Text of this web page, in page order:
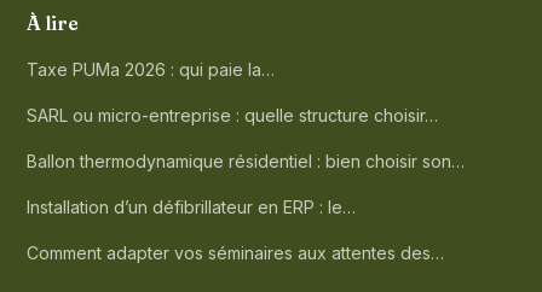
À lire
Taxe PUMa 2026 : qui paie la…
SARL ou micro-entreprise : quelle structure choisir…
Ballon thermodynamique résidentiel : bien choisir son…
Installation d’un défibrillateur en ERP : le…
Comment adapter vos séminaires aux attentes des…